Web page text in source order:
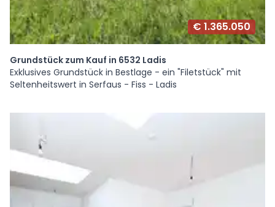
€ 1.365.050
Grundstück zum Kauf in 6532 Ladis
Exklusives Grundstück in Bestlage - ein "Filetstück" mit
Seltenheitswert in Serfaus - Fiss - Ladis